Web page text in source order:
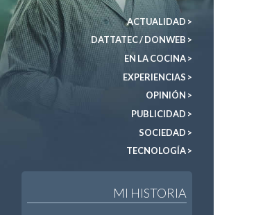
ACTUALIDAD >
DATTATEC / DONWEB >
EN LA COCINA >
EXPERIENCIAS >
OPINIÓN >
PUBLICIDAD >
SOCIEDAD >
TECNOLOGÍA >
MI HISTORIA